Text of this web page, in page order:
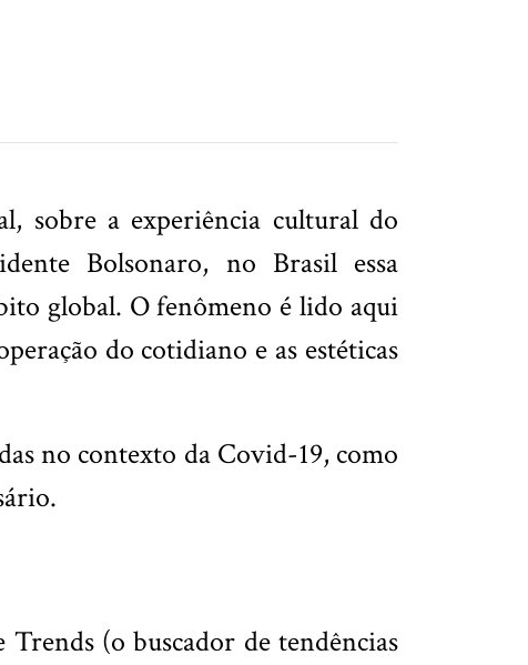
sobre a experiência cultural do
Bolsonaro, no Brasil essa
global. O fenômeno é lido aqui
do cotidiano e as estéticas
no contexto da Covid-19, como
(o buscador de tendências